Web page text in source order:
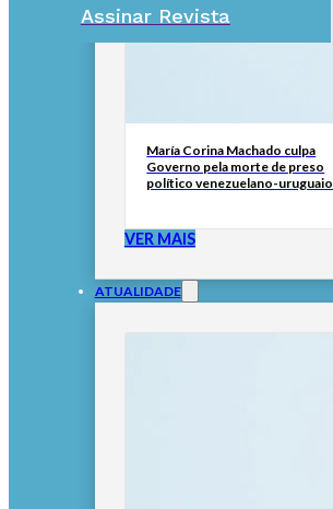
Assinar Revista
María Corina Machado culpa
Governo pela morte de preso
político venezuelano-uruguaio
VER MAIS
ATUALIDADE